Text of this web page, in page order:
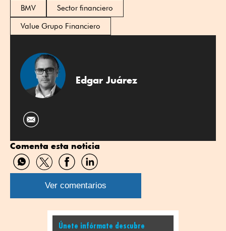
BMV
Sector financiero
Value Grupo Financiero
Edgar Juárez
Comenta esta noticia
Compartir
por
WhatsApp
Compartir
por
Twitter
Compartir
por
Facebook
Compartir
por
Linkedin
Ver comentarios
Únete infórmate descubre